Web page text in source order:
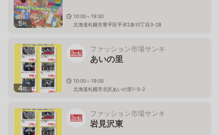
5枚
10:00～19:30
北海道札幌市豊平区平岸2条10丁目3-28
4枚
ファッション市場サンキ
あいの里
10:00～19:00
北海道札幌市北区あいの里1-5-2
ファッション市場サンキ
岩見沢東